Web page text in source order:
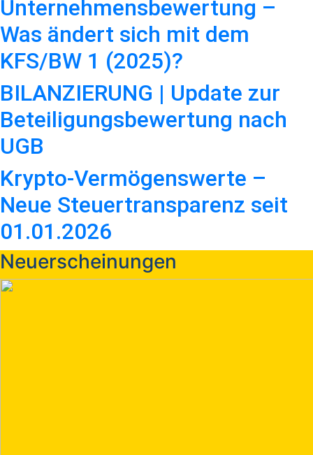
Unternehmensbewertung –
Was ändert sich mit dem
KFS/BW 1 (2025)?
BILANZIERUNG | Update zur
Beteiligungsbewertung nach
UGB
Krypto-Vermögenswerte –
Neue Steuertransparenz seit
01.01.2026
Neuerscheinungen